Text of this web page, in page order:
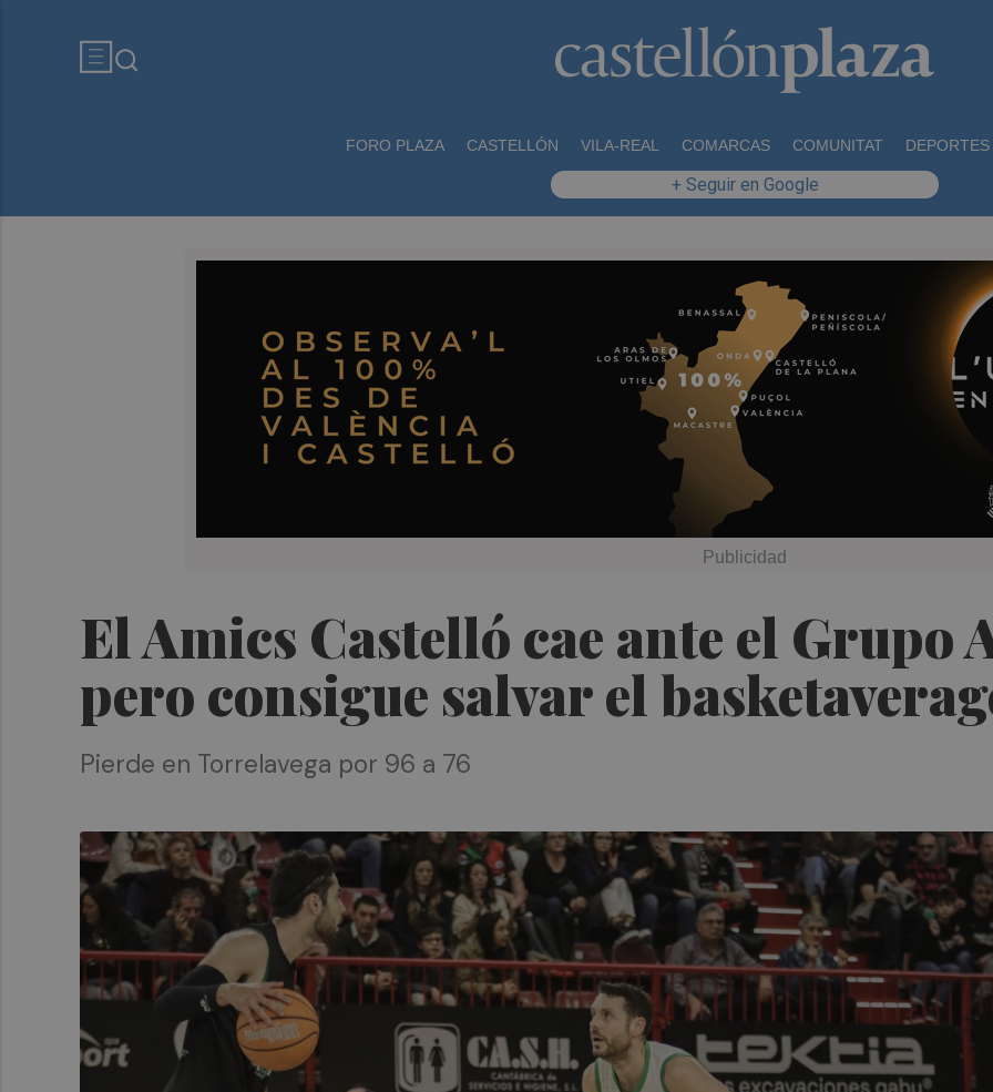
FORO PLAZA CASTELLÓN VILA-REAL COMARCAS COMUNITAT DEPORTES
+ Seguir en Google
El Amics Castelló cae ante el Grupo
pero consigue salvar el
Pierde en Torrelavega por 96 a 76